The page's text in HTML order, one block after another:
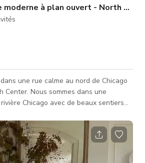
moderne à plan ouvert - North
une rue calme au nord de Chicago
Center. Nous sommes dans une
Chicago avec de beaux sentiers
Nous avons quatre chambres et trois
ainsi qu'un sous-sol complet avec
de jeux et salle de bain. Il y a beaucoup
dans la rue n'importe quel jour.